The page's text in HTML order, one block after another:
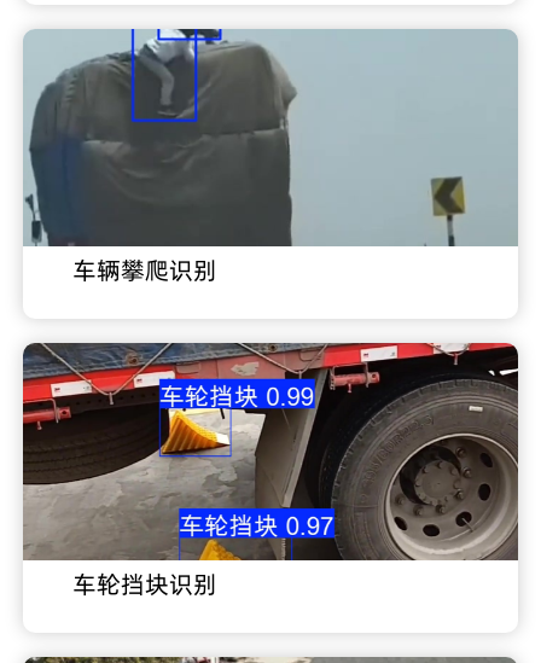
车辆攀爬识别
车轮挡块识别